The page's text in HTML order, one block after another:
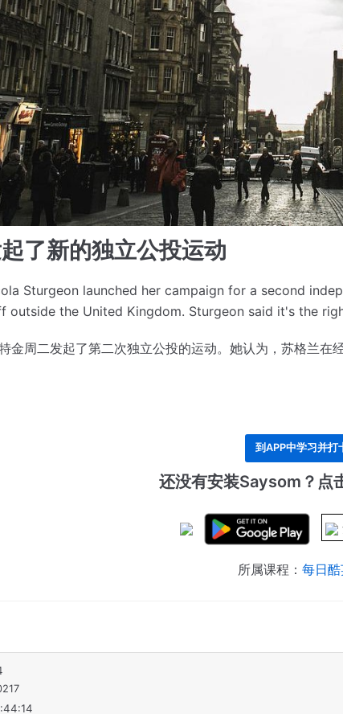
了新的独立公投运动
Sturgeon launched her campaign for a second
outside the United Kingdom. Sturgeon said it's the
金周二发起了第二次独立公投的运动。 她认为，苏格兰在
到APP中学习并打
还没有安装Saysom？点
所属课程： 每日